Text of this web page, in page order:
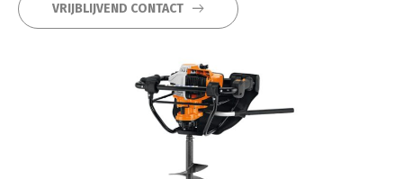
VRIJBLIJVEND CONTACT